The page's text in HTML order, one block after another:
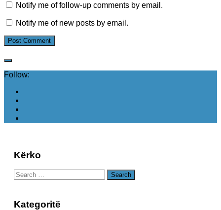
Notify me of follow-up comments by email.
Notify me of new posts by email.
Follow:
Kërko
Search
for:
Kategoritë